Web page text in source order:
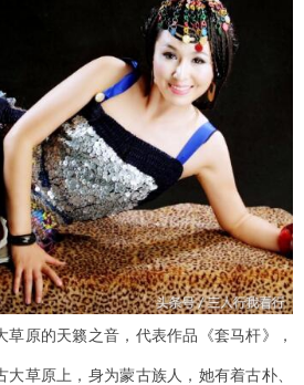
原的天籁之音，代表作品《套马杆》，
草原上，身为蒙古族人，她有着古朴、